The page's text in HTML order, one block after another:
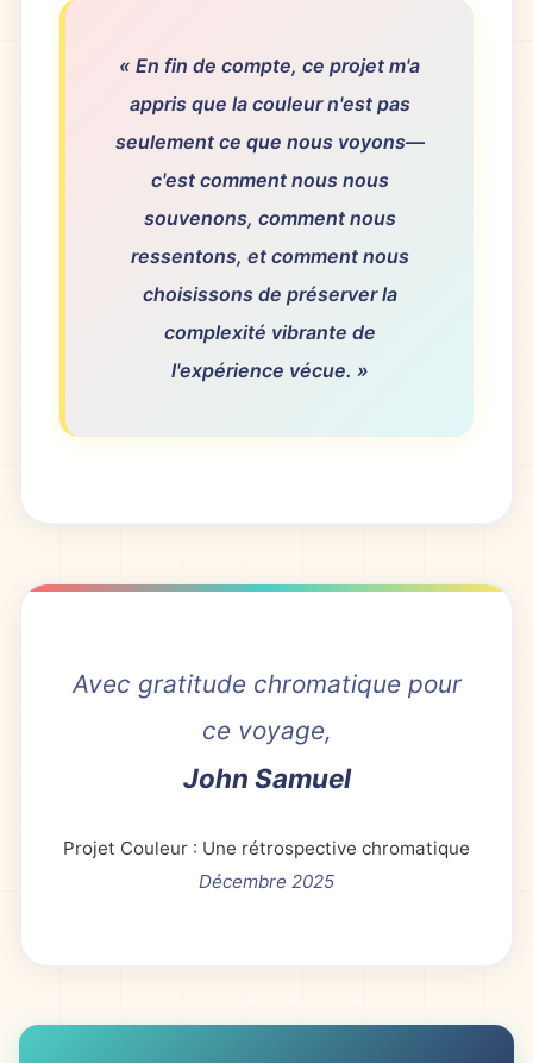
« En fin de compte, ce projet m'a
appris que la couleur n'est pas
seulement ce que nous voyons—
c'est comment nous nous
souvenons, comment nous
ressentons, et comment nous
choisissons de préserver la
complexité vibrante de
l'expérience vécue. »
Avec gratitude chromatique pour
ce voyage,
John Samuel
Projet Couleur : Une rétrospective chromatique
Décembre 2025